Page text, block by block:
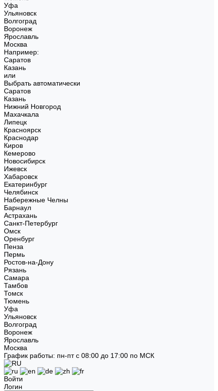
Уфа
Ульяновск
Волгоград
Воронеж
Ярославль
Москва
Например:
Саратов
Казань
или
Выбрать автоматически
Саратов
Казань
Нижний Новгород
Махачкала
Липецк
Красноярск
Краснодар
Киров
Кемерово
Новосибирск
Ижевск
Хабаровск
Екатеринбург
Челябинск
Набережные Челны
Барнаул
Астрахань
Санкт-Петербург
Омск
Оренбург
Пенза
Пермь
Ростов-на-Дону
Рязань
Самара
Тамбов
Томск
Тюмень
Уфа
Ульяновск
Волгоград
Воронеж
Ярославль
Москва
График работы: пн-пт с 08:00 до 17:00 по МСК
Войти
Логин